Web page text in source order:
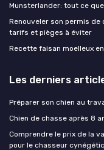
Munsterlander: tout ce
Renouveler son permis de
tarifs et pièges à éviter
Recette faisan moelleux
Les derniers
Préparer son chien au
Chien de chasse après 8
Comprendre le prix de la
pour le chasseur